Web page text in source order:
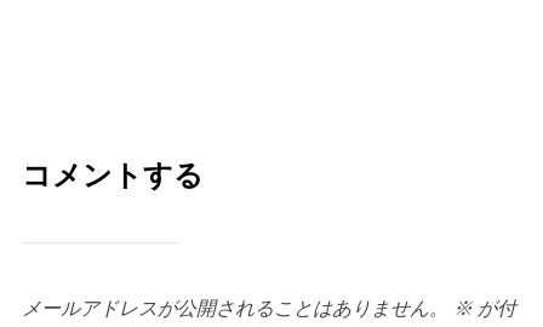
コメントする
メールアドレスが公開されることはありません。 ※が付